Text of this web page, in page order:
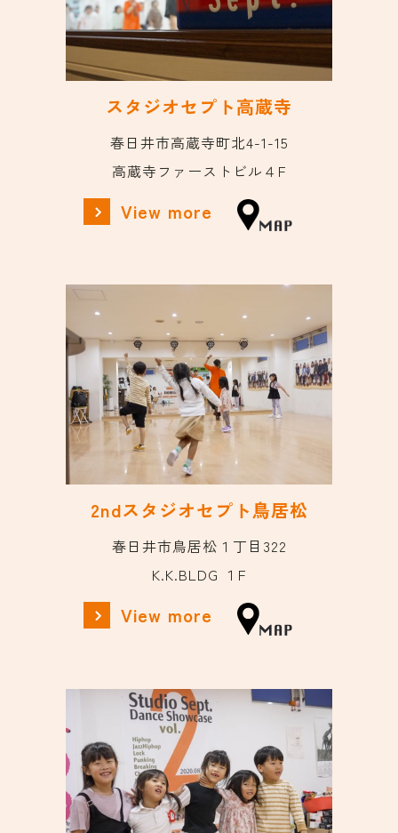
スタジオセプト高蔵寺
春日井市高蔵寺町北4-1-15
高蔵寺ファーストビル４F
View more
2ndスタジオセプト鳥居松
春日井市鳥居松１丁目322
K.K.BLDG １F
View more